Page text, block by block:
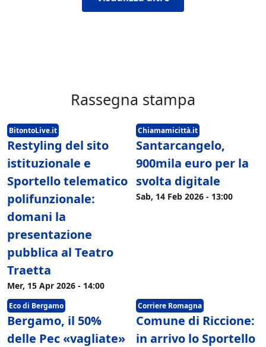
Rassegna stampa
BitontoLive.it
Restyling del sito
istituzionale e
Sportello telematico
polifunzionale:
domani la
presentazione
pubblica al Teatro
Traetta
Mer, 15 Apr 2026 - 14:00
Chiamamicittà.it
Santarcangelo,
900mila euro per la
svolta digitale
Sab, 14 Feb 2026 - 13:00
Eco di Bergamo
Bergamo, il 50%
delle Pec «vagliate»
Corriere Romagna
Comune di Riccione:
in arrivo lo Sportello